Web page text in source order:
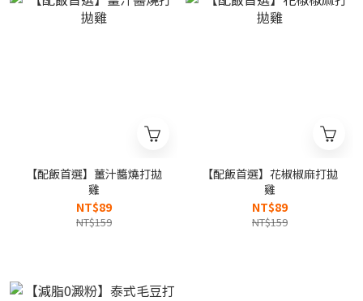
【配飯首選】薑汁醬燒打拋
雞
NT$89
NT$159
【配飯首選】花椒椒麻打拋
雞
NT$89
NT$159